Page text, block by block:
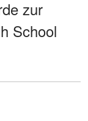
zur
School